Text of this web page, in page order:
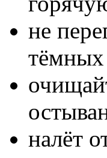
не
тёмных
налёт